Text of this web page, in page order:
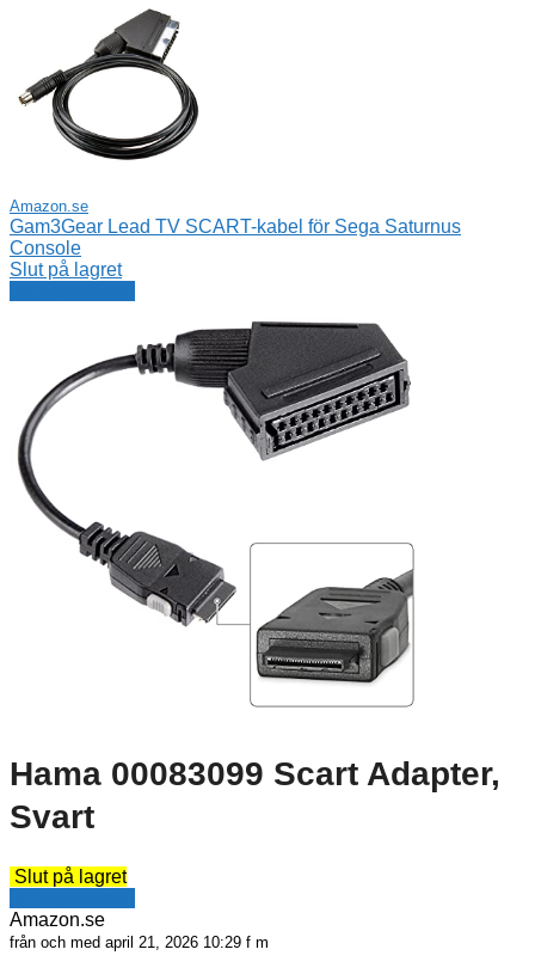
Amazon.se
Gam3Gear Lead TV SCART-kabel för Sega Saturnus
Console
Slut på lagret
Hama 00083099 Scart Adapter,
Svart
Slut på lagret
Amazon.se
från och med april 21, 2026 10:29 f m